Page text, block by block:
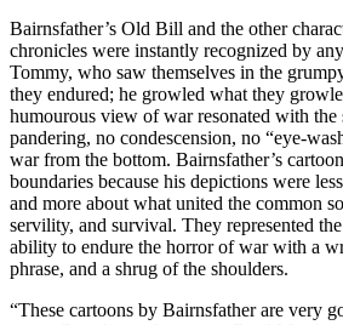
Bairnsfather’s Old Bill and the other
chronicles were instantly recognized by
Tommy, who saw themselves in the
they endured; he growled what they
humourous view of war resonated with the
pandering, no condescension, no “eye-
war from the bottom. Bairnsfather’s
boundaries because his depictions were
and more about what united the common
servility, and survival. They represented
ability to endure the horror of war with a
phrase, and a shrug of the shoulders.
“These cartoons by Bairnsfather are very